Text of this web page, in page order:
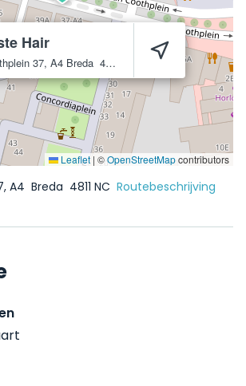
Hair
37, A4 Breda 4811 NC
Leaflet | ©OpenStreetMapcontributors
A4 Breda 4811 NC Routebeschrijving